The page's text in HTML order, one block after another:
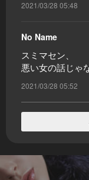
2021/03/28 05:48
No Name
スミマセン、
悪い女の話じゃ
2021/03/28 05:52